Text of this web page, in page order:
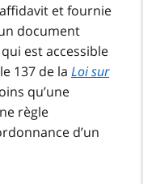
et fournie
document
est accessible
137 de la Loi sur
qu’une
règle
d’un